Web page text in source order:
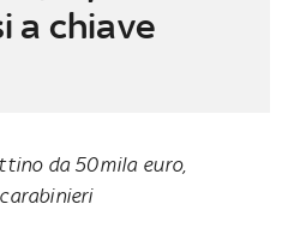
a chiave
da 50mila euro,